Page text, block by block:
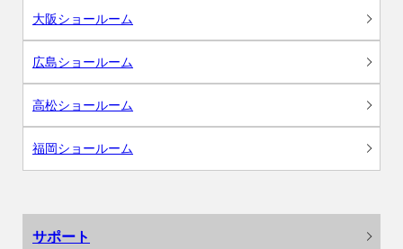
大阪ショールーム
広島ショールーム
高松ショールーム
福岡ショールーム
サポート